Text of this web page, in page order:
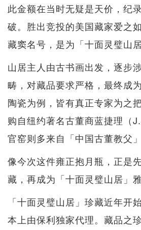
此金额在当时无疑是天价，纪
破。胜出竞投的美国藏家爱之
藏窦名号，是为「十面灵璧山居
山居主人由古书画出发，逐步
畴，对藏品要求严格，最终成
陶瓷为例，皆有真正专家为之
购自纽约著名古董商蓝捷理（
官窑则多来自「中国古董教父
像今次这件雍正抱月瓶，正是
藏，再成为「十面灵璧山居」雅
「十面灵璧山居」珍藏近年开
本上由保利独家代理。藏品之